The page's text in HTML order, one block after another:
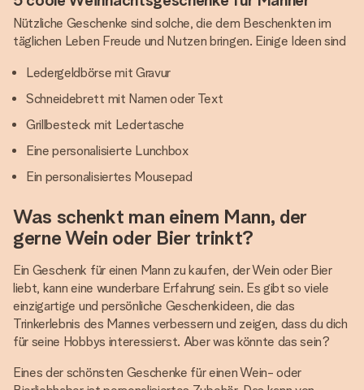
Nützliche Geschenke sind solche, die dem Beschenkten im
täglichen Leben Freude und Nutzen bringen. Einige Ideen sind
Ledergeldbörse mit Gravur
Schneidebrett mit Namen oder Text
Grillbesteck mit Ledertasche
Eine personalisierte Lunchbox
Ein personalisiertes Mousepad
Was schenkt man einem Mann, der
gerne Wein oder Bier trinkt?
Ein Geschenk für einen Mann zu kaufen, der Wein oder Bier
liebt, kann eine wunderbare Erfahrung sein. Es gibt so viele
einzigartige und persönliche Geschenkideen, die das
Trinkerlebnis des Mannes verbessern und zeigen, dass du dich
für seine Hobbys interessierst. Aber was könnte das sein?
Eines der schönsten Geschenke für einen Wein- oder